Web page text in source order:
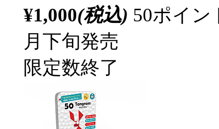
¥1,000(税込) 50ポイ
月下旬発売
限定数終了